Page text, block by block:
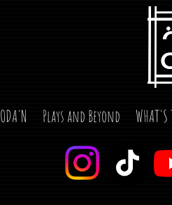
ODA'N Plays and Beyond WHAT'S